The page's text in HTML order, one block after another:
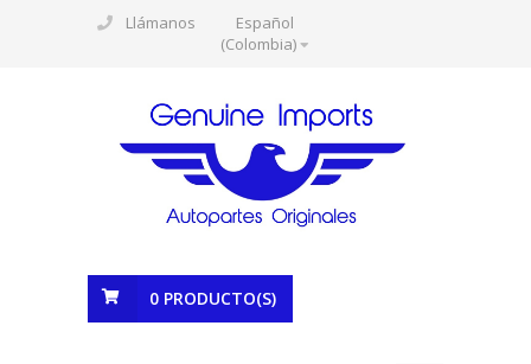
Llámanos
Español
(Colombia)
0 PRODUCTO(S)